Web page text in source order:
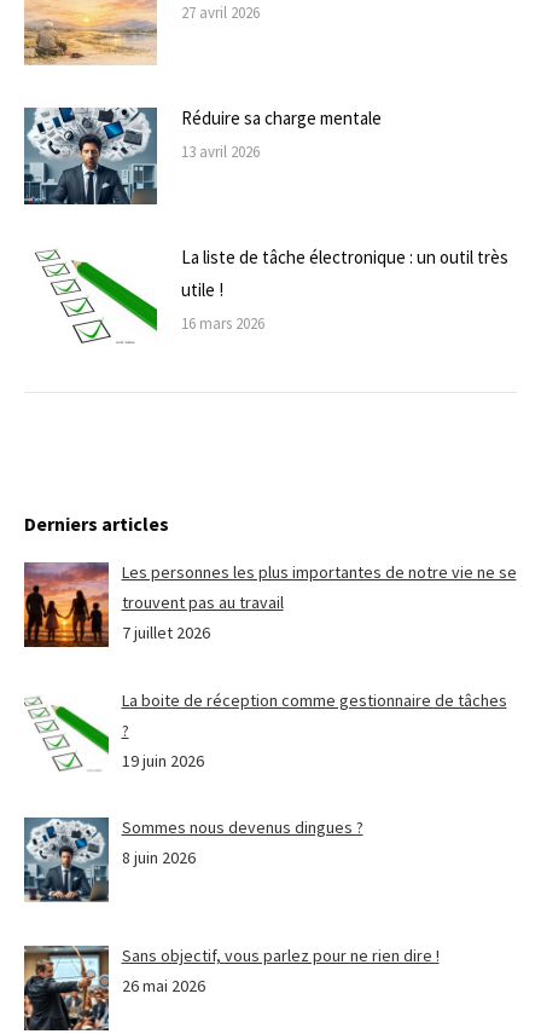
27 avril 2026
Réduire sa charge mentale
13 avril 2026
La liste de tâche électronique : un outil très
utile !
16 mars 2026
Derniers articles
Les personnes les plus importantes de notre vie ne se
trouvent pas au travail
7 juillet 2026
La boite de réception comme gestionnaire de tâches
?
19 juin 2026
Sommes nous devenus dingues ?
8 juin 2026
Sans objectif, vous parlez pour ne rien dire !
26 mai 2026